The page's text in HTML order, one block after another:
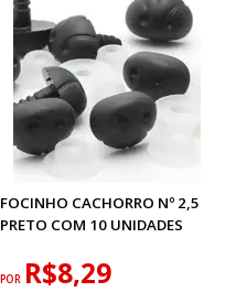
FOCINHO CACHORRO Nº 2,5
PRETO COM 10 UNIDADES
POR R$8,29